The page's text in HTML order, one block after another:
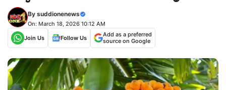
By suddionenews
On: March 18, 2026 10:12 AM
Join Us
Follow Us
Add as a preferred
source on Google